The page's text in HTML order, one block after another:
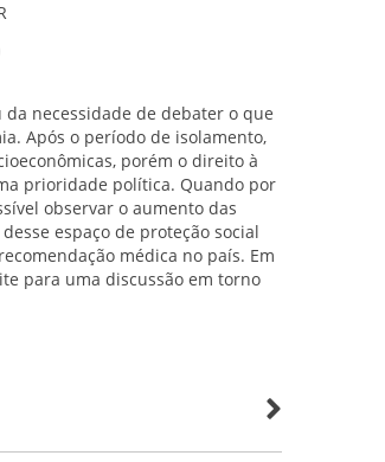
da necessidade de debater o que
Após o período de isolamento,
porém o direito à
prioridade política. Quando por
observar o aumento das
espaço de proteção social
médica no país. Em
para uma discussão em torno